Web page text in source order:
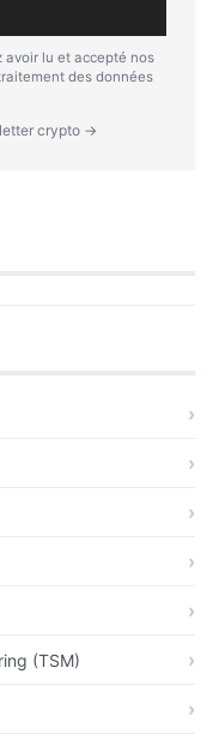
avoir lu et accepté nos
des données
crypto →
(TSM)